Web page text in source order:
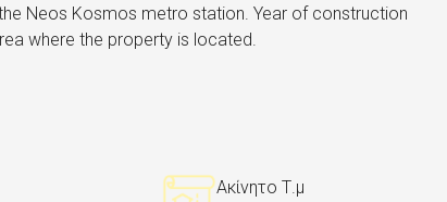
Neos Kosmos metro station. Year of construction
where the property is located.
Ακίνητο Τ.μ